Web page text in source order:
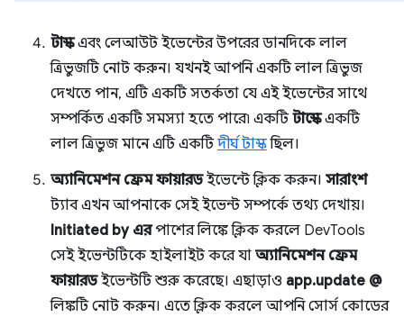
টাস্কএবং লেআউট ইভেন্টের উপরের ডানদিকে লাল
ত্রিভুজটি নোট করুন। যখনই আপনি একটি লাল ত্রিভুজ
দেখতে পান, এটি একটি সতর্কতা যে এই ইভেন্টের সাথে
সম্পর্কিত একটি সমস্যা হতে পারে৷ একটিটাস্কেএকটি
লাল ত্রিভুজ মানে এটি একটিদীর্ঘ টাস্কছিল।
অ্যানিমেশন ফ্রেম ফায়ারডইভেন্টে ক্লিক করুন। সারাংশ
ট্যাব এখন আপনাকে সেই ইভেন্ট সম্পর্কে তথ্য দেখায়।
Initiated by এরপাশের লিঙ্কে ক্লিক করলে DevTools
সেই ইভেন্টটিকে হাইলাইট করে যা অ্যানিমেশন ফ্রেম
ফায়ারডইভেন্টটি শুরু করেছে। এছাড়াও app.update @
লিঙ্কটি নোট করুন। এতে ক্লিক করলে আপনি সোর্স কোডের